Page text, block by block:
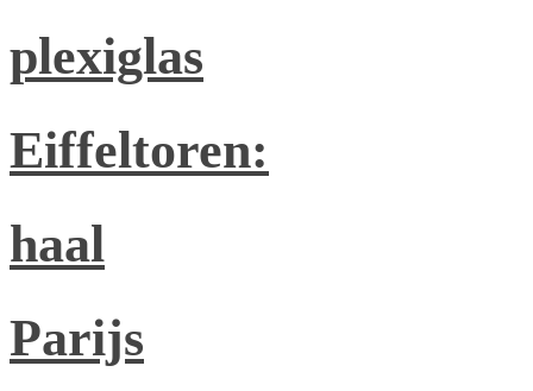
plexiglas
Eiffeltoren:
haal
Parijs